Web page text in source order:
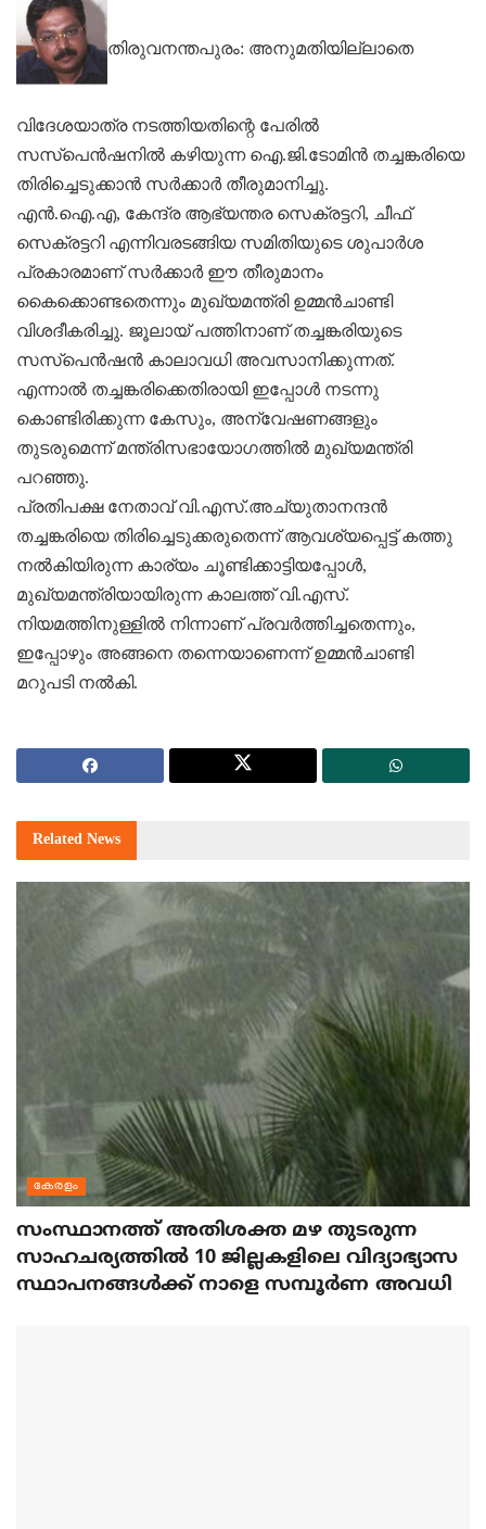
തിരുവനന്തപുരം: അനുമതിയില്ലാതെ
വിദേശയാത്ര നടത്തിയതിന്റെ പേരില്‍
സസ്‌പെന്‍ഷനില്‍ കഴിയുന്ന ഐ.ജി.ടോമിന്‍ തച്ചങ്കരിയെ
തിരിച്ചെടുക്കാന്‍ സര്‍ക്കാര്‍ തീരുമാനിച്ചു.
എന്‍.ഐ.എ, കേന്ദ്ര ആഭ്യന്തര സെക്രട്ടറി, ചീഫ്‌
സെക്രട്ടറി എന്നിവരടങ്ങിയ സമിതിയുടെ ശുപാര്‍ശ
പ്രകാരമാണ്‌ സര്‍ക്കാര്‍ ഈ തീരുമാനം
കൈക്കൊണ്ടതെന്നും മുഖ്യമന്ത്രി ഉമ്മന്‍ചാണ്ടി
വിശദീകരിച്ചു. ജൂലായ്‌ പത്തിനാണ്‌ തച്ചങ്കരിയുടെ
സസ്‌പെന്‍ഷന്‍ കാലാവധി അവസാനിക്കുന്നത്‌.
എന്നാല്‍ തച്ചങ്കരിക്കെതിരായി ഇപ്പോള്‍ നടന്നു
കൊണ്ടിരിക്കുന്ന കേസും, അന്വേഷണങ്ങളും
തുടരുമെന്ന്‌ മന്ത്രിസഭായോഗത്തില്‍ മുഖ്യമന്ത്രി
പറഞ്ഞു.
പ്രതിപക്ഷ നേതാവ്‌ വി.എസ്‌.അച്യുതാനന്ദന്‍
തച്ചങ്കരിയെ തിരിച്ചെടുക്കരുതെന്ന്‌ ആവശ്യപ്പെട്ട്‌ കത്തു
നല്‍കിയിരുന്ന കാര്യം ചൂണ്ടിക്കാട്ടിയപ്പോള്‍,
മുഖ്യമന്ത്രിയായിരുന്ന കാലത്ത്‌ വി.എസ്‌.
നിയമത്തിനുള്ളില്‍ നിന്നാണ്‌ പ്രവര്‍ത്തിച്ചതെന്നും,
ഇപ്പോഴും അങ്ങനെ തന്നെയാണെന്ന്‌ ഉമ്മന്‍ചാണ്ടി
മറുപടി നല്‍കി.
Related News
കേരളം
സംസ്ഥാനത്ത് അതിശക്ത മഴ തുടരുന്ന
സാഹചര്യത്തിൽ 10 ജില്ലകളിലെ വിദ്യാഭ്യാസ
സ്ഥാപനങ്ങൾക്ക് നാളെ സമ്പൂർണ അവധി